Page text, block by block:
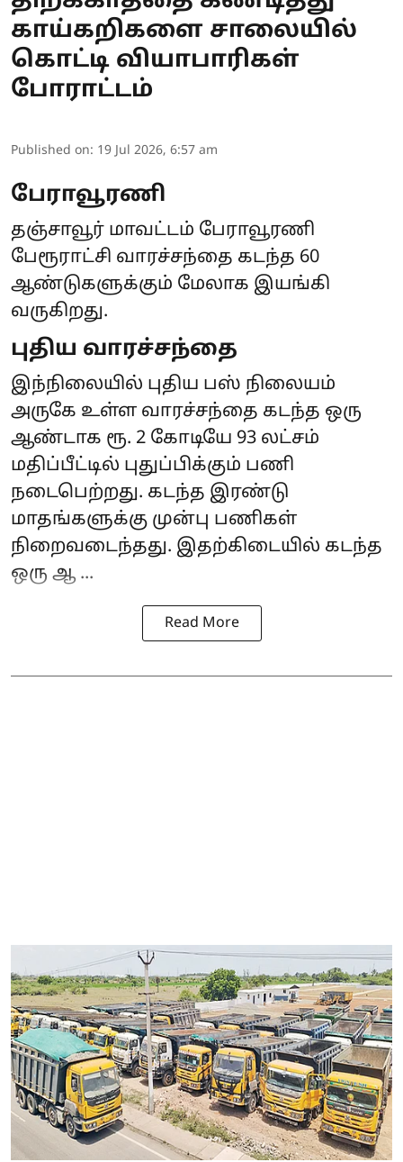
காய்கறிகளை சாலையில்
கொட்டி வியாபாரிகள்
போராட்டம்
Published on: 19 Jul 2026, 6:57 am
பேராவூரணி
தஞ்சாவூர் மாவட்டம் பேராவூரணி
பேரூராட்சி வாரச்சந்தை கடந்த 60
ஆண்டுகளுக்கும் மேலாக இயங்கி
வருகிறது.
புதிய வாரச்சந்தை
இந்நிலையில் புதிய பஸ் நிலையம்
அருகே உள்ள வாரச்சந்தை கடந்த ஒரு
ஆண்டாக ரூ. 2 கோடியே 93 லட்சம்
மதிப்பீட்டில் புதுப்பிக்கும் பணி
நடைபெற்றது. கடந்த இரண்டு
மாதங்களுக்கு முன்பு பணிகள்
நிறைவடைந்தது. இதற்கிடையில் கடந்த
ஒரு ஆ ...
Read More